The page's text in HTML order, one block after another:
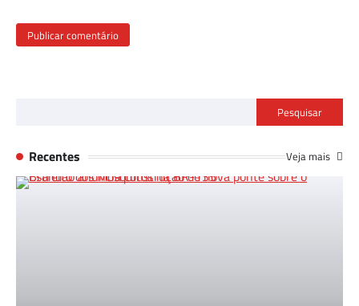
Pesquisar
Recentes Veja mais